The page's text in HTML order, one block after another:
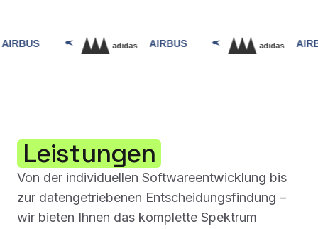
Leistungen
Von der individuellen Softwareentwicklung bis
zur datengetriebenen Entscheidungsfindung –
wir bieten Ihnen das komplette Spektrum